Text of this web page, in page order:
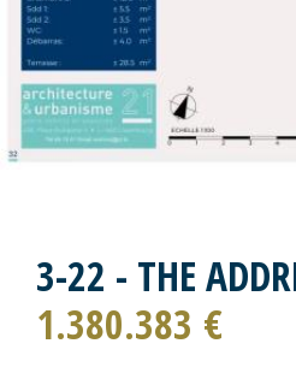
3-22 - THE
1.380.383 €